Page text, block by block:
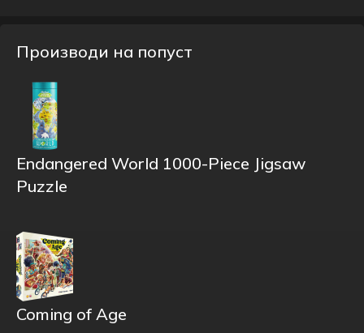
Производи на попуст
Endangered World 1000-Piece Jigsaw
Puzzle
Coming of Age